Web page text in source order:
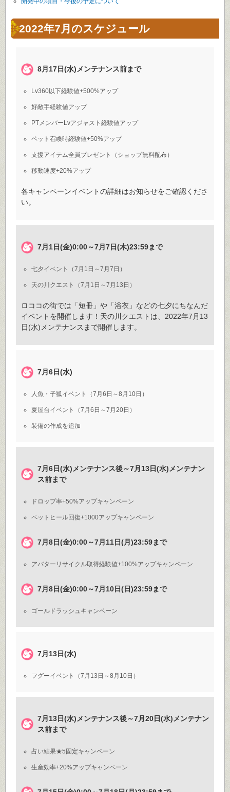
2022年7月のスケジュール
8月17日(水)メンテナンス前まで
Lv360以下経験値+500%アップ
好敵手経験値アップ
PTメンバーLvアジャスト経験値アップ
ペット召喚時経験値+50%アップ
支援アイテム全員プレゼント（ショップ無料配布）
移動速度+20%アップ
各キャンペーンイベントの詳細はお知らせをご確認くださ
い。
7月1日(金)0:00～7月7日(木)23:59まで
七夕イベント（7月1日～7月7日）
天の川クエスト（7月1日～7月13日）
ロココの街では「短冊」や「浴衣」などの七夕にちなんだ
イベントを開催します！天の川クエストは、2022年7月13
日(水)メンテナンスまで開催します。
7月6日(水)
人魚・子狐イベント（7月6日～8月10日）
夏屋台イベント（7月6日～7月20日）
装備の作成を追加
7月6日(水)メンテナンス後～7月13日(水)メンテナン
ス前まで
ドロップ率+50%アップキャンペーン
ペットヒール回復+1000アップキャンペーン
7月8日(金)0:00～7月11日(月)23:59まで
アバターリサイクル取得経験値+100%アップキャンペーン
7月8日(金)0:00～7月10日(日)23:59まで
ゴールドラッシュキャンペーン
7月13日(水)
フグーイベント（7月13日～8月10日）
7月13日(水)メンテナンス後～7月20日(水)メンテナン
ス前まで
占い結果★5固定キャンペーン
生産効率+20%アップキャンペーン